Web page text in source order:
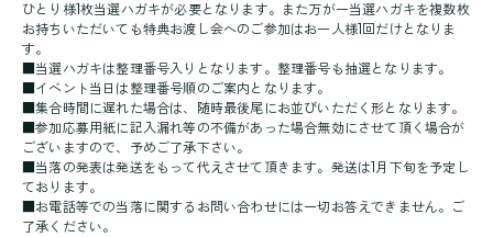
ひとり様1枚当選ハガキが必要となります。また万が一当選ハガキを複数枚
お持ちいただいても特典お渡し会へのご参加はお一人様1回だけとなりま
す。
■当選ハガキは整理番号入りとなります。整理番号も抽選となります。
■イベント当日は整理番号順のご案内となります。
■集合時間に遅れた場合は、随時最後尾にお並びいただく形となります。
■参加応募用紙に記入漏れ等の不備があった場合無効にさせて頂く場合が
ございますので、予めご了承下さい。
■当落の発表は発送をもって代えさせて頂きます。発送は1月下旬を予定し
ております。
■お電話等での当落に関するお問い合わせには一切お答えできません。ご
了承ください。